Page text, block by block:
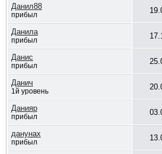
Данил88
прибыл
Данила
прибыл
Данис
прибыл
Данич
1й уровень
Данияр
прибыл
данунах
прибыл